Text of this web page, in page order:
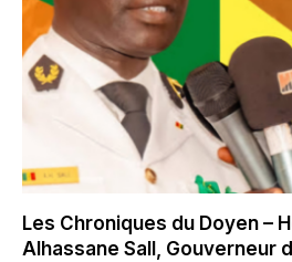
Les Chroniques du Doyen –
Alhassane Sall, Gouverneur